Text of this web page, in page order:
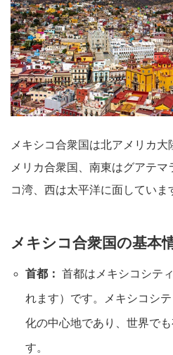
メキシコ合衆国は北アメリカ
メリカ合衆国、南東はグアテ
コ湾、西は太平洋に面していま
メキシコ合衆国の基本
首都： 首都はメキシコシテ
れます）です。メキシコシ
化の中心地であり、世界で
す。